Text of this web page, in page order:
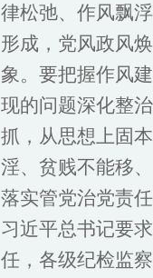
律松弛、作风飘
形成，党风政风
象。要把握作风
现的问题深化整
抓，从思想上固
淫、贫贱不能移
落实管党治党责
习近平总书记要
任，各级纪检监